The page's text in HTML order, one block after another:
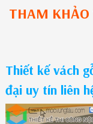
THAM KHẢO
Thiết kế vách
đại uy tín liên